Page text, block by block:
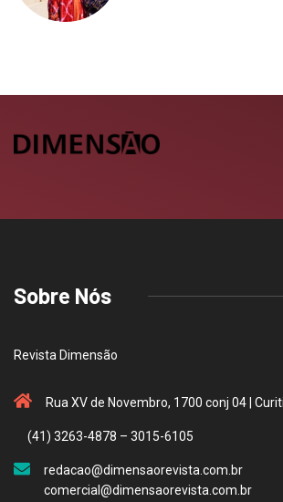
Sobre Nós
Revista Dimensão
Rua XV de Novembro, 1700 conj 04 |
(41) 3263-4878 – 3015-6105
redacao@dimensaorevista.com.br
comercial@dimensaorevista.com.br